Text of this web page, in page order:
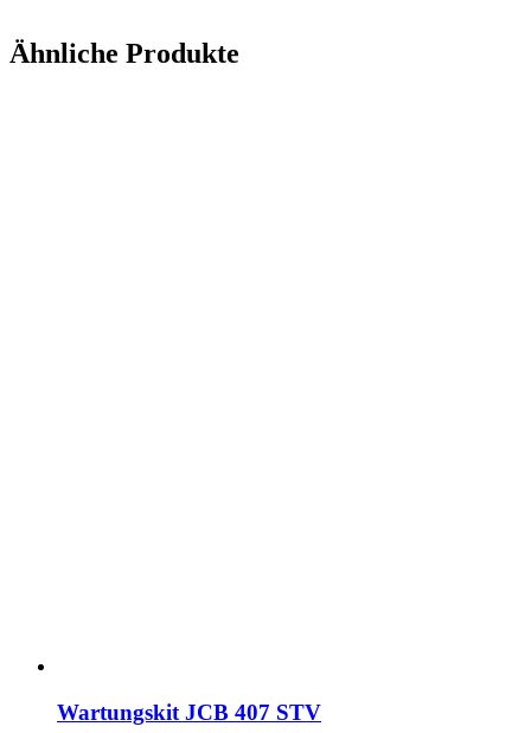
Ähnliche Produkte
Wartungskit JCB 407 STV